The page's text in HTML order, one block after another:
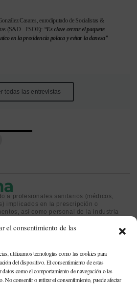
el consentimiento de las
utilizamos tecnologías como las cookies para
del dispositivo. El consentimiento de estas
como el comportamiento de navegación o las
No consentir o retirar el consentimiento, puede afectar
Casares, eurodiputado de Socialistas &
(S&D - PSOE): “Es clave cerrar el paquete
en la presidencia polaca y evitar la danesa”
todas las entrevistas
a profesionales sanitarios (médicos,
implicados en la prescripción o
así como personal de la industria
|POLÍTICA DE COOKIES|POLÍTICA DE